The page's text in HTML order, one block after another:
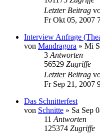
Letzter Beitrag
Fr Okt 05, 2007
Interview Anfrage
von Mandragora » Mi
3 Antworten
56529 Zugriffe
Letzter Beitrag
Fr Sep 21, 2007
Das Schnitterfest
von Schnitte » Sa Sep
11 Antworten
125374 Zugriffe